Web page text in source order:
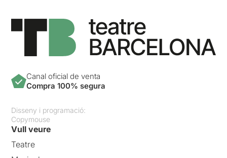
Canal oficial de venta
Compra 100% segura
Disseny i programació:
Copymouse
Vull veure
Teatre